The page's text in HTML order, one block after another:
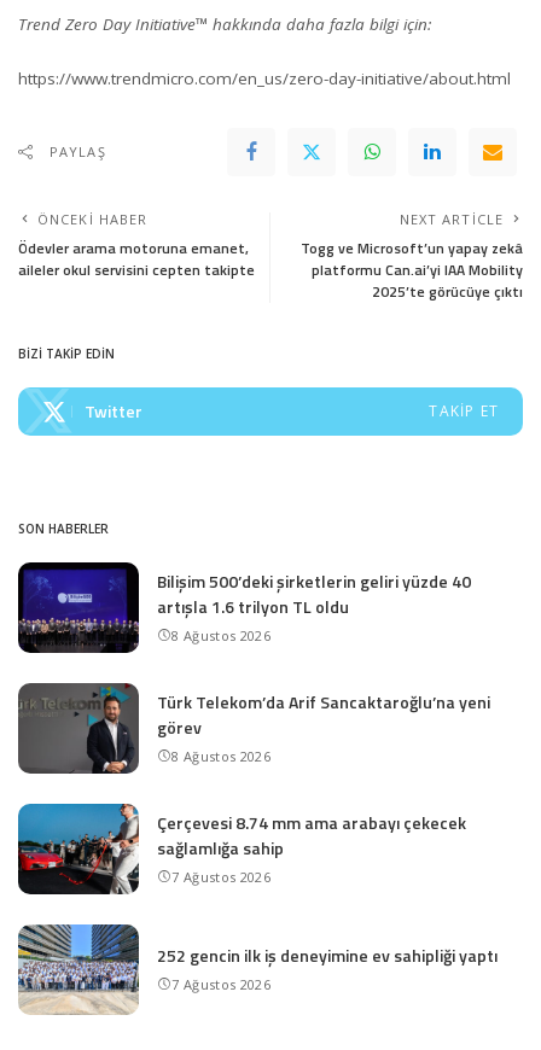
Trend Zero Day Initiative™ hakkında daha fazla bilgi için:
https://www.trendmicro.com/en_us/zero-day-initiative/about.html
PAYLAŞ
ÖNCEKI HABER
Ödevler arama motoruna emanet,
aileler okul servisini cepten takipte
NEXT ARTICLE
Togg ve Microsoft’un yapay zekâ
platformu Can.ai’yi IAA Mobility
2025’te görücüye çıktı
BİZİ TAKİP EDİN
Twitter TAKIP ET
SON HABERLER
Bilişim 500’deki şirketlerin geliri yüzde 40
artışla 1.6 trilyon TL oldu
8 Ağustos 2026
Türk Telekom’da Arif Sancaktaroğlu’na yeni
görev
8 Ağustos 2026
Çerçevesi 8.74 mm ama arabayı çekecek
sağlamlığa sahip
7 Ağustos 2026
252 gencin ilk iş deneyimine ev sahipliği yaptı
7 Ağustos 2026